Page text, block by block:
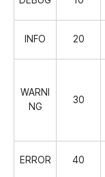
INFO 20
WARNI
NG
30
ERROR 40